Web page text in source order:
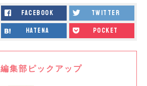
facebook twitter
hatena pocket
編集部ピックアップ